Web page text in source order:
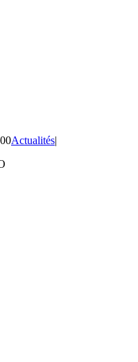
Actualités|